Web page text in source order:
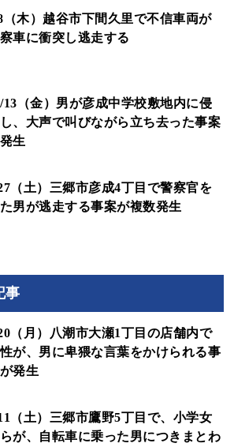
（木）越谷市下間久里で不信車両が
車に衝突し逃走する
13（金）男が彦成中学校敷地内に侵
、大声で叫びながら立ち去った事案
生
（土）三郷市彦成4丁目で警察官を
男が逃走する事案が複数発生
事
（月）八潮市大瀬1丁目の店舗内で
が、男に卑猥な言葉をかけられる事
発生
（土）三郷市鷹野5丁目で、小学女
が、自転車に乗った男につきまとわ